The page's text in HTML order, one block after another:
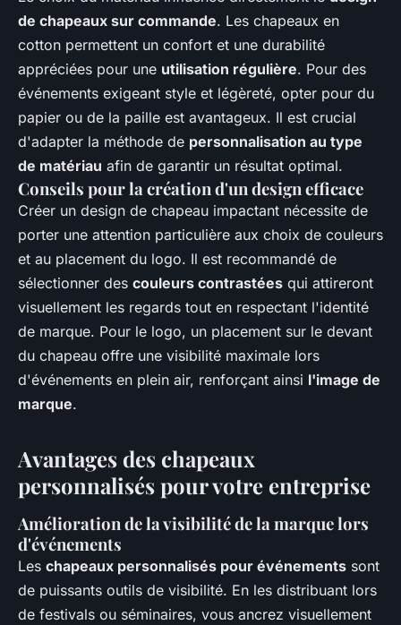
de chapeaux sur commande. Les chapeaux en
cotton permettent un confort et une durabilité
appréciées pour une utilisation régulière. Pour des
événements exigeant style et légèreté, opter pour du
papier ou de la paille est avantageux. Il est crucial
d'adapter la méthode de personnalisation au type
de matériau afin de garantir un résultat optimal.
Conseils pour la création d'un design efficace
Créer un design de chapeau impactant nécessite de
porter une attention particulière aux choix de couleurs
et au placement du logo. Il est recommandé de
sélectionner des couleurs contrastées qui attireront
visuellement les regards tout en respectant l'identité
de marque. Pour le logo, un placement sur le devant
du chapeau offre une visibilité maximale lors
d'événements en plein air, renforçant ainsi l'image de
marque.
Avantages des chapeaux
personnalisés pour votre entreprise
Amélioration de la visibilité de la marque lors
d'événements
Les chapeaux personnalisés pour événements sont
de puissants outils de visibilité. En les distribuant lors
de festivals ou séminaires, vous ancrez visuellement